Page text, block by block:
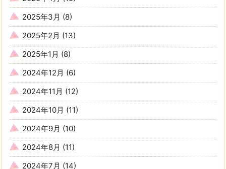
2025年3月 (8)
2025年2月 (13)
2025年1月 (8)
2024年12月 (6)
2024年11月 (12)
2024年10月 (11)
2024年9月 (10)
2024年8月 (11)
2024年7月 (14)